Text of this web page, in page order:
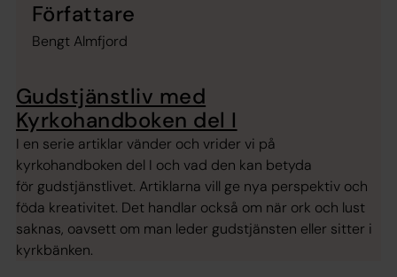
Författare
Bengt Almfjord
Gudstjänstliv med
Kyrkohandboken del I
I en serie artiklar vänder och vrider vi på
kyrkohandboken del I och vad den kan betyda
för gudstjänstlivet. Artiklarna vill ge nya perspektiv och
föda kreativitet. Det handlar också om när ork och lust
saknas, oavsett om man leder gudstjänsten eller sitter i
kyrkbänken.